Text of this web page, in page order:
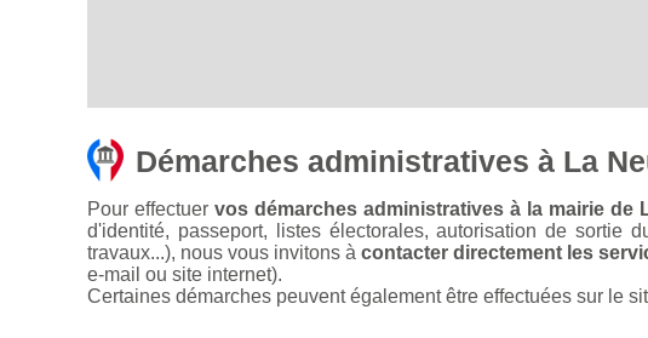
Démarches administratives à La
Pour effectuervos démarches administratives à la mairie de
d'identité, passeport, listes électorales, autorisation de sortie
travaux...), nous vous invitons à contacter directement les
e-mail ou site internet).
Certaines démarches peuvent également être effectuées sur le